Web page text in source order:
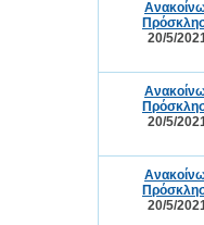
20/5/
20/5/
20/5/